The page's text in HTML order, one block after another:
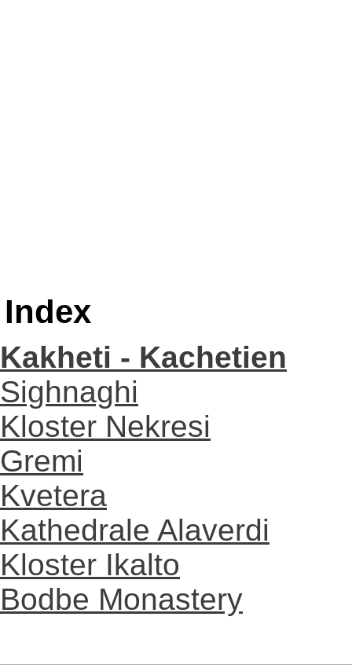
Index
Kakheti - Kachetien
Sighnaghi
Kloster Nekresi
Gremi
Kvetera
Kathedrale Alaverdi
Kloster Ikalto
Bodbe Monastery